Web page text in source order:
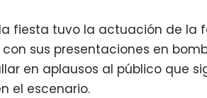
fiesta tuvo la actuación de la
sus presentaciones en
en aplausos al público que
el escenario.